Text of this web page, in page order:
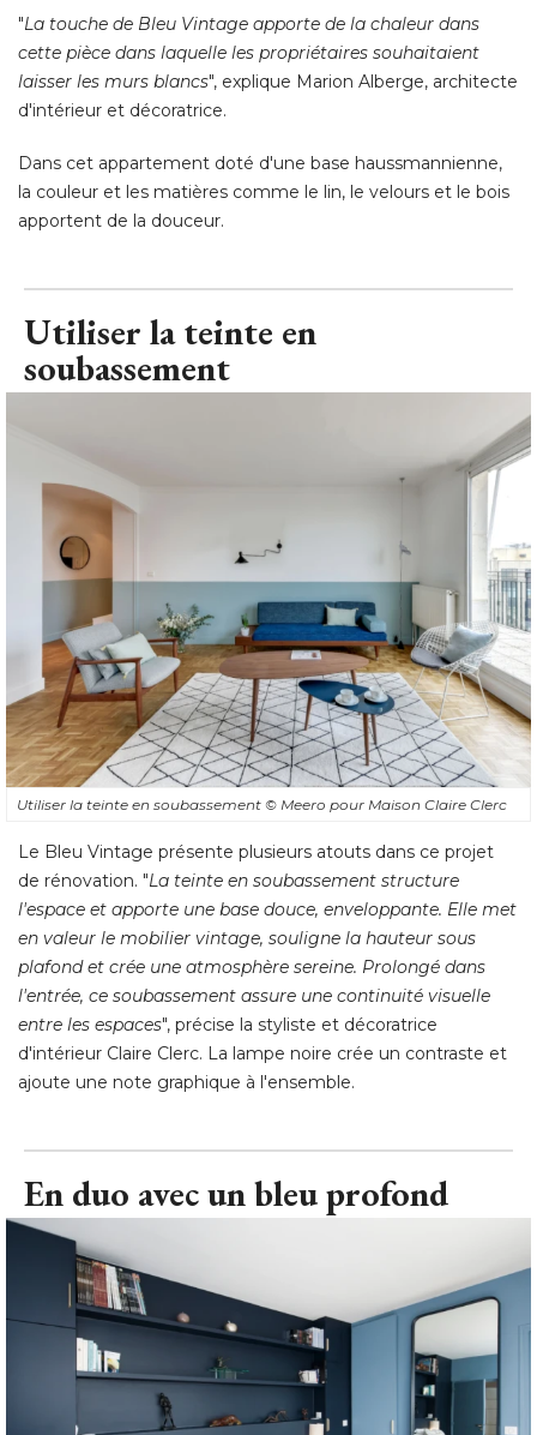
"La touche de Bleu Vintage apporte de la chaleur dans
cette pièce dans laquelle les propriétaires souhaitaient
laisser les murs blancs", explique Marion Alberge, architecte
d'intérieur et décoratrice.
Dans cet appartement doté d'une base haussmannienne,
la couleur et les matières comme le lin, le velours et le bois
apportent de la douceur.
Utiliser la teinte en
soubassement
Utiliser la teinte en soubassement © Meero pour Maison Claire Clerc
Le Bleu Vintage présente plusieurs atouts dans ce projet
de rénovation. "La teinte en soubassement structure
l'espace et apporte une base douce, enveloppante. Elle met
en valeur le mobilier vintage, souligne la hauteur sous
plafond et crée une atmosphère sereine. Prolongé dans
l'entrée, ce soubassement assure une continuité visuelle
entre les espaces", précise la styliste et décoratrice
d'intérieur Claire Clerc. La lampe noire crée un contraste et
ajoute une note graphique à l'ensemble.
En duo avec un bleu profond